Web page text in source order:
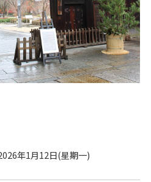
年1月12日(星期一)